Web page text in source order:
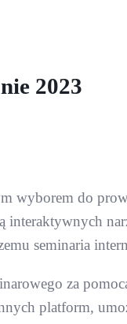
2023
wyborem do
seminaria
za
platform,